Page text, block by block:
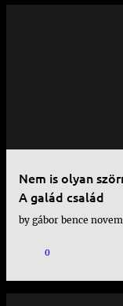
Nem is olyan
A galád család
by gábor bence
0